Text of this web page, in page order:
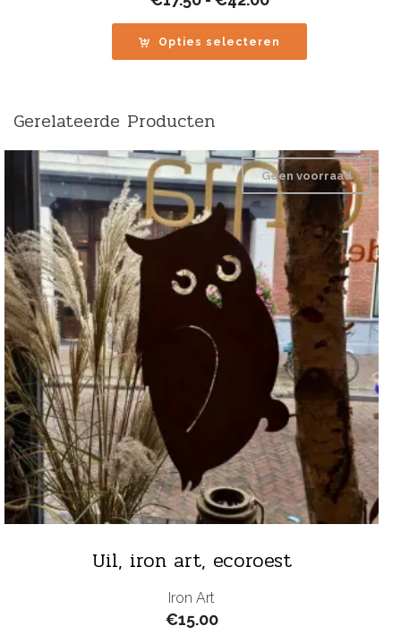
tot
€42.00
Opties selecteren
Gerelateerde Producten
Uil, iron art, ecoroest
Geen voorraad
Iron Art
€15.00